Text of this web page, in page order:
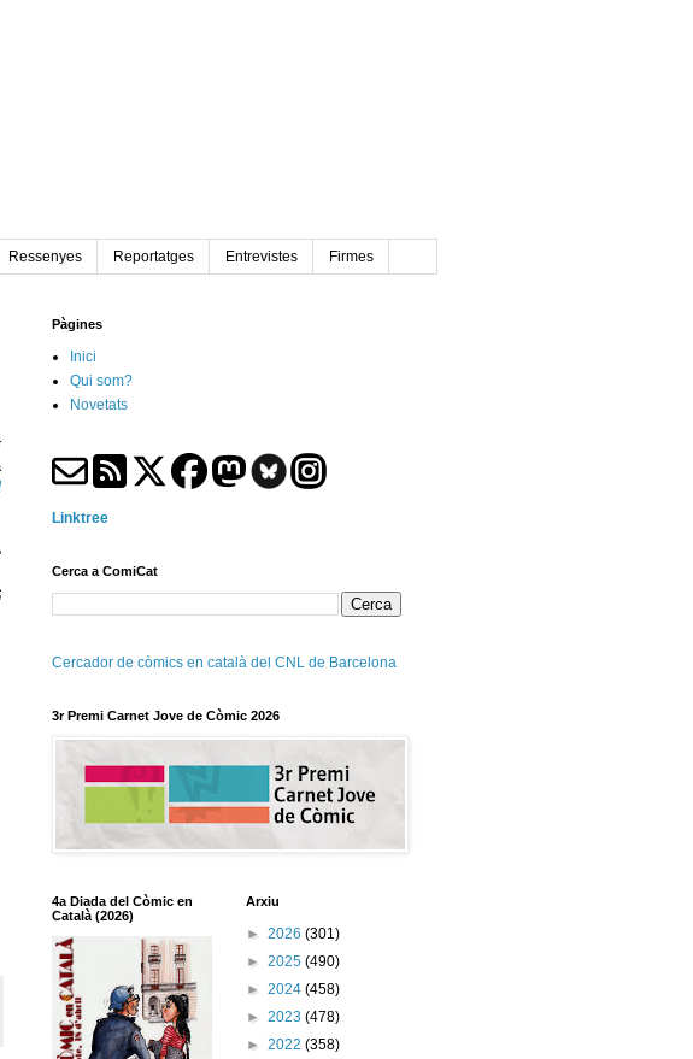
Ressenyes Reportatges Entrevistes Firmes
Pàgines
Inici
Qui som?
Novetats
Linktree
Cerca a ComiCat
Cercador de còmics en català del CNL de Barcelona
3r Premi Carnet Jove de Còmic 2026
4a Diada del Còmic en
Català (2026)
Arxiu
► 2026 (301)
► 2025 (490)
► 2024 (458)
► 2023 (478)
► 2022 (358)